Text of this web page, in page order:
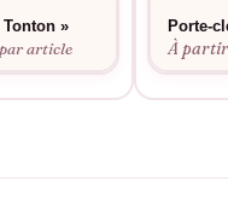
»
article
Porte-
À